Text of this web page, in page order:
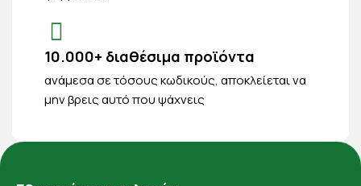
10.000+ διαθέσιμα προϊόντα
ανάμεσα σε τόσους κωδικούς, αποκλείεται να
μην βρεις αυτό που ψάχνεις